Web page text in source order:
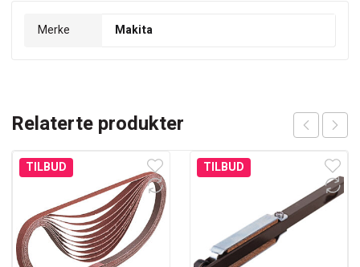
Merke Makita
Relaterte produkter
TILBUD TILBUD